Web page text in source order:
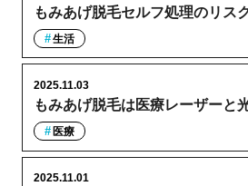
もみあげ脱毛セルフ処理のリス
生活
もみあげ脱毛は医療レーザーと
2025.11.03
医療
2025.11.01